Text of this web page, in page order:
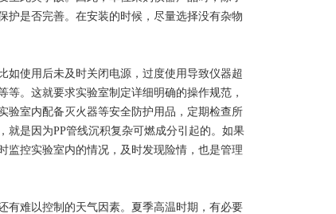
护是否完善。在安装的时候，尽量选择没有杂物
使用后未及时关闭电源，过度使用导致仪器超
。这就要求实验室制定详细明确的操作规范，
验室内配备灭火器等安全防护用品，定期检查所
是因为PP管线沉积复杂可燃成分引起的。如果
监控实验室内的情况，及时发现险情，也是管理
难以控制的天气因素。夏季高温时期，有必要